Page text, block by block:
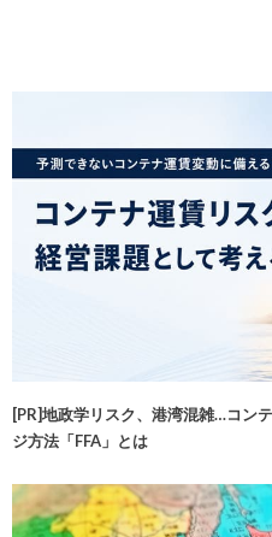
[PR]地政学リスク、港湾混雑…コン
ジ方法「FFA」とは